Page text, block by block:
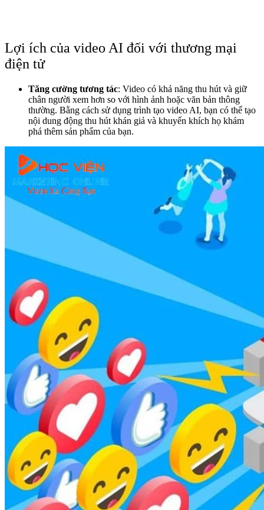
Lợi ích của video AI đối với thương mại
điện tử
Tăng cường tương tác: Video có khả năng thu hút và giữ
chân người xem hơn so với hình ảnh hoặc văn bản thông
thường. Bằng cách sử dụng trình tạo video AI, bạn có thể tạo
nội dung động thu hút khán giả và khuyến khích họ khám
phá thêm sản phẩm của bạn.